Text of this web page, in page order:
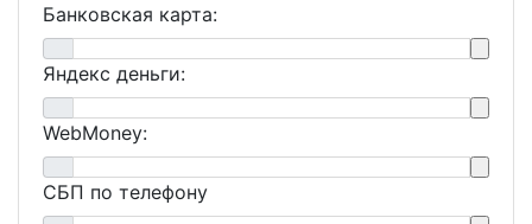
Банковская карта:
Яндекс деньги:
WebMoney:
СБП по телефону